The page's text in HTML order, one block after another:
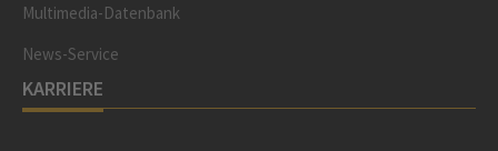
Multimedia-Datenbank
News-Service
KARRIERE